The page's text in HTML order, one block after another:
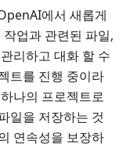
에서 새롭게
업과 관련된 파일,
리하고 대화 할 수
트를 진행 중이라
나의 프로젝트로
일을 저장하는 것
연속성을 보장하